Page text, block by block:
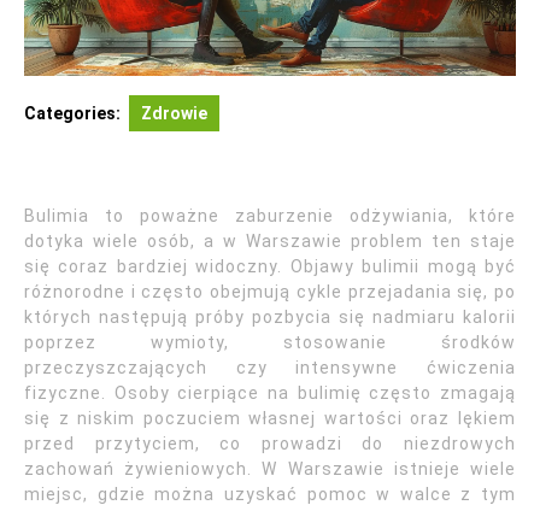
Categories: Zdrowie
Bulimia to poważne zaburzenie odżywiania, które
dotyka wiele osób, a w Warszawie problem ten staje
się coraz bardziej widoczny. Objawy bulimii mogą być
różnorodne i często obejmują cykle przejadania się, po
których następują próby pozbycia się nadmiaru kalorii
poprzez wymioty, stosowanie środków
przeczyszczających czy intensywne ćwiczenia
fizyczne. Osoby cierpiące na bulimię często zmagają
się z niskim poczuciem własnej wartości oraz lękiem
przed przytyciem, co prowadzi do niezdrowych
zachowań żywieniowych. W Warszawie istnieje wiele
miejsc, gdzie można uzyskać pomoc w walce z tym